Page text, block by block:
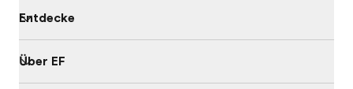
Entdecke
Über EF